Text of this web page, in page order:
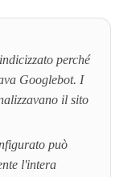
perché
Googlebot. I
il sito
può
l'intera